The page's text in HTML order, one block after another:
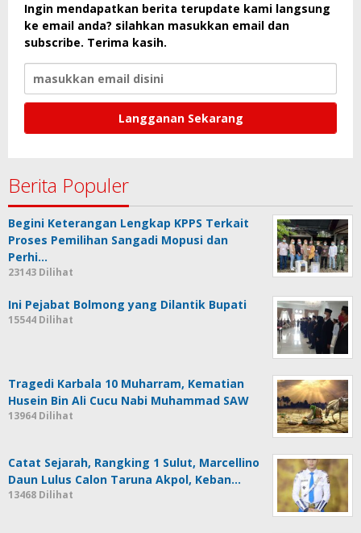
Ingin mendapatkan berita terupdate kami langsung
ke email anda? silahkan masukkan email dan
subscribe. Terima kasih.
Berita Populer
Begini Keterangan Lengkap KPPS Terkait
Proses Pemilihan Sangadi Mopusi dan
Perhi…
23143 Dilihat
Ini Pejabat Bolmong yang Dilantik Bupati
15544 Dilihat
Tragedi Karbala 10 Muharram, Kematian
Husein Bin Ali Cucu Nabi Muhammad SAW
13964 Dilihat
Catat Sejarah, Rangking 1 Sulut, Marcellino
Daun Lulus Calon Taruna Akpol, Keban…
13468 Dilihat